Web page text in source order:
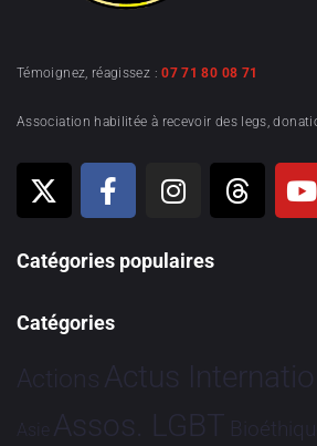
Témoignez, réagissez :07 71 80 08 71
Association habilitée à recevoir des legs,
Catégories populaires
Catégories
Actions Actus
Asie Assos. LGBT